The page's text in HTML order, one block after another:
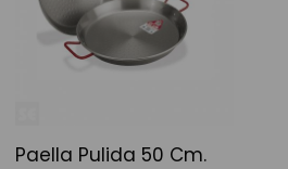
Paella Pulida 50 Cm.